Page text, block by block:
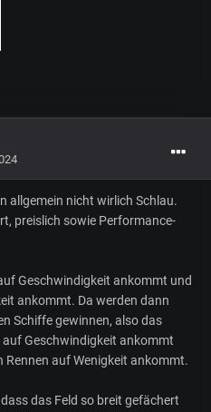
allgemein nicht wirlich Schlau.
preislich sowie Performance-
Geschwindigkeit ankommt und
ankommt. Da werden dann
Schiffe gewinnen, also das
auf Geschwindigkeit ankommt
Rennen auf Wenigkeit ankommt.
das Feld so breit gefächert